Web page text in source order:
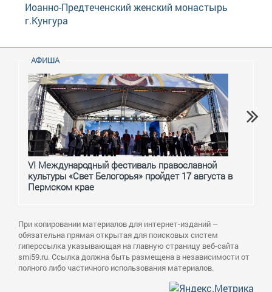
Иоанно-Предтеченский женский монастырь
г.Кунгура
АФИША
VI Международный фестиваль православной
культуры «Свет Белогорья» пройдет 17 августа в
Пермском крае
При копировании материалов для интернет-изданий –
обязательна прямая открытая для поисковых систем
гиперссылка указывающая на главную страницу веб-сайта
smi59.ru. Ссылка должна быть размещена в независимости от
полного либо частичного использования материалов.